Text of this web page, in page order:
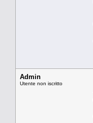
Admin
Utente non iscritto